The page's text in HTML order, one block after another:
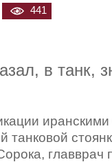
441
в танк,
танковой
главврач